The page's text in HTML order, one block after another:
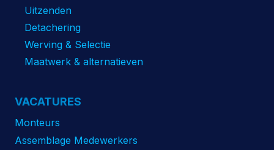
Uitzenden
Detachering
Werving & Selectie
Maatwerk & alternatieven
VACATURES
Monteurs
Assemblage Medewerkers